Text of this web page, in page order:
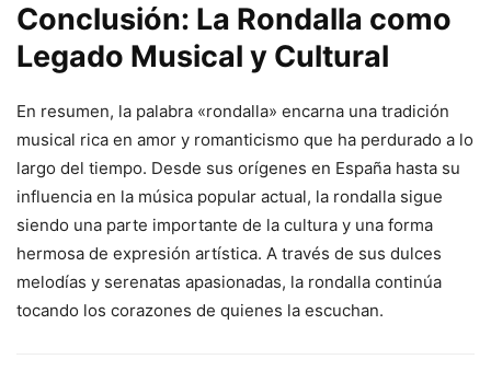
Conclusión: La Rondalla como
Legado Musical y Cultural
En resumen, la palabra «rondalla» encarna una tradición
musical rica en amor y romanticismo que ha perdurado a lo
largo del tiempo. Desde sus orígenes en España hasta su
influencia en la música popular actual, la rondalla sigue
siendo una parte importante de la cultura y una forma
hermosa de expresión artística. A través de sus dulces
melodías y serenatas apasionadas, la rondalla continúa
tocando los corazones de quienes la escuchan.